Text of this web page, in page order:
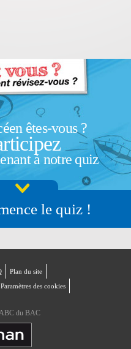
êtes-vous ?
à notre quiz
le quiz !
Plan du site
Paramètres des cookies
du BAC